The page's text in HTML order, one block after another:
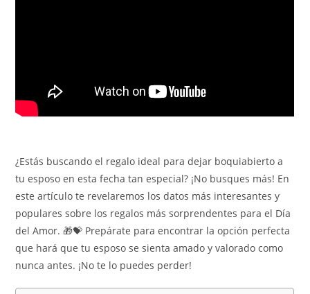
¿Estás buscando el regalo ideal para dejar boquiabierto a
tu esposo en esta fecha tan especial? ¡No busques más! En
este artículo te revelaremos los datos más interesantes y
populares sobre los regalos más sorprendentes para el Día
del Amor. 🎁💝 Prepárate para encontrar la opción perfecta
que hará que tu esposo se sienta amado y valorado como
nunca antes. ¡No te lo puedes perder!